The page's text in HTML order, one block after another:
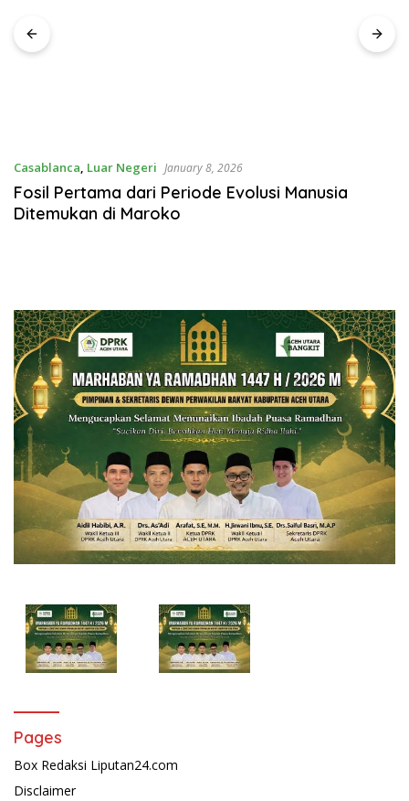
Sarana
Persatuan Dan
Casablanca, Luar Negeri January 8, 2026
Fosil Pertama dari Periode Evolusi Manusia
Ditemukan di Maroko
Pages
Box Redaksi Liputan24.com
Disclaimer